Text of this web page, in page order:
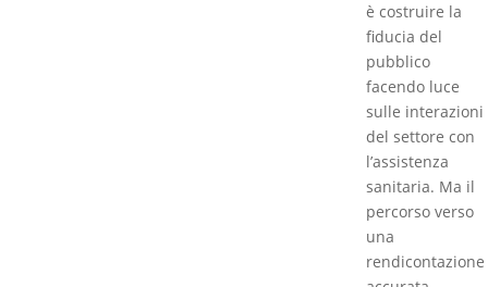
è costruire la
fiducia del
pubblico
facendo luce
sulle interazioni
del settore con
l’assistenza
sanitaria. Ma il
percorso verso
una
rendicontazione